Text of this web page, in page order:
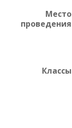
Место
проведения
Классы